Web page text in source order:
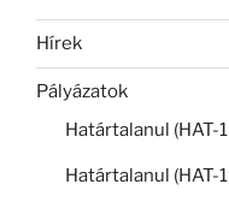
Hírek
Pályázatok
Határtalanul (HAT-
Határtalanul (HAT-